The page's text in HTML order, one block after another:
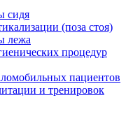
сидя
(поза стоя)
лежа
процедур
пациентов
и тренировок